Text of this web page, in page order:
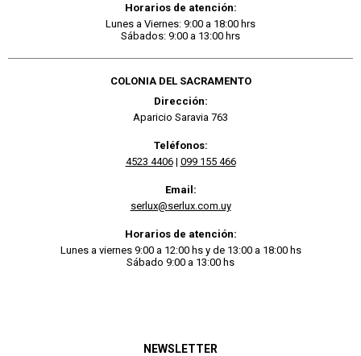
NEWSLETTER
Horarios de atención:
Lunes a Viernes: 9:00 a 18:00 hrs
Sábados: 9:00 a 13:00 hrs
COLONIA DEL SACRAMENTO
Dirección:
Aparicio Saravia 763
Teléfonos:
4523 4406| 099 155 466
Email:
serlux@serlux.com.uy
Horarios de atención:
Lunes a viernes 9:00 a 12:00 hs y de 13:00 a 18:00 hs
Sábado 9:00 a 13:00 hs